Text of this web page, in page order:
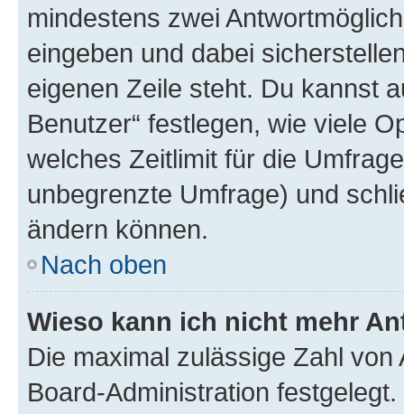
mindestens zwei
eingeben und dabei
eigenen Zeile steht. Du kannst
Benutzer“ festlegen, wie viele
welches Zeitlimit für die
unbegrenzte Umfrage) und
ändern können.
Nach oben
Wieso kann ich nicht mehr
Die maximal zulässige Zahl
Board-Administration